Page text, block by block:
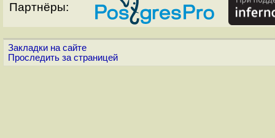
Партнёры:
Закладки на сайте
Проследить за страницей